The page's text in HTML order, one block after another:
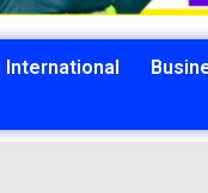
International